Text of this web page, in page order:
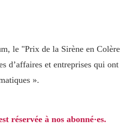
le "Prix de la Sirène en
d’affaires et entreprises qui
».
réservée à nos abonné·es.